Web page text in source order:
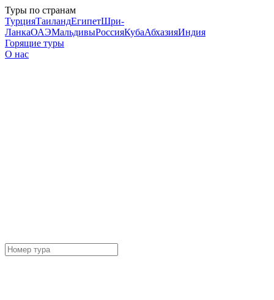
Туры по странам
ТурцияТаиландЕгипетШри-
ЛанкаОАЭМальдивыРоссияКубаАбхазияИндия
Горящие туры
О нас